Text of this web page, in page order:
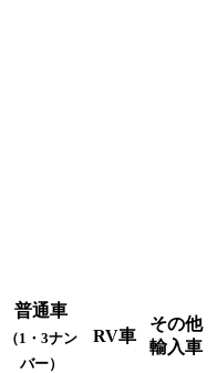
普通車
（1・3ナン
バー）
RV車
その他
輸入車